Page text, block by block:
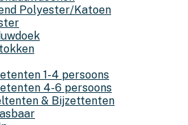
Polyester/Katoen
1-4 persoons
4-6 persoons
& Bijzettenten